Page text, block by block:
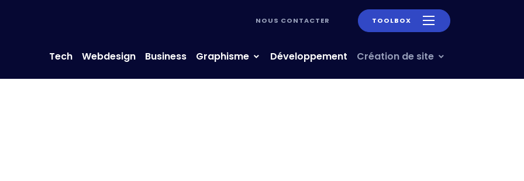
NOUS CONTACTER TOOLBOX
Tech Webdesign Business Graphisme Développement Création de site